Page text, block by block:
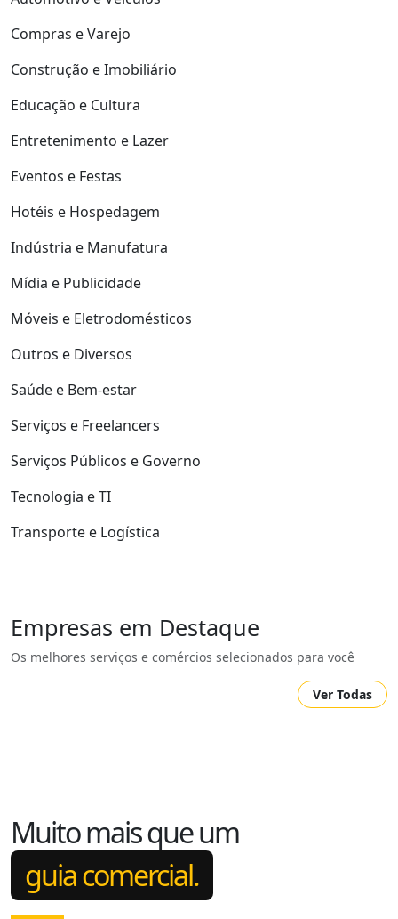
Compras e Varejo
Construção e Imobiliário
Educação e Cultura
Entretenimento e Lazer
Eventos e Festas
Hotéis e Hospedagem
Indústria e Manufatura
Mídia e Publicidade
Móveis e Eletrodomésticos
Outros e Diversos
Saúde e Bem-estar
Serviços e Freelancers
Serviços Públicos e Governo
Tecnologia e TI
Transporte e Logística
Empresas em Destaque
Os melhores serviços e comércios selecionados para você
Ver Todas
Muito mais que um
guia comercial.